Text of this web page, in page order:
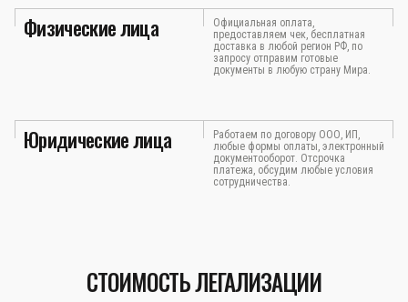
Физические лица
Официальная оплата,
предоставляем чек, бесплатная
доставка в любой регион РФ, по
запросу отправим готовые
документы в любую страну Мира.
Юридические лица
Работаем по договору ООО, ИП,
любые формы оплаты, электронный
документооборот. Отсрочка
платежа, обсудим любые условия
сотрудничества.
СТОИМОСТЬ ЛЕГАЛИЗАЦИИ